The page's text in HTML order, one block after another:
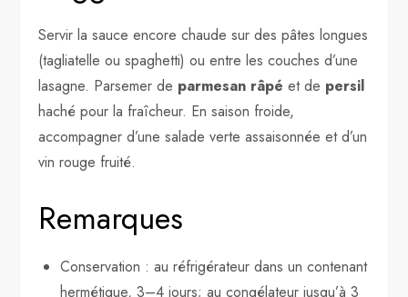
Servir la sauce encore chaude sur des pâtes longues
(tagliatelle ou spaghetti) ou entre les couches d’une
lasagne. Parsemer de parmesan râpé et de persil
haché pour la fraîcheur. En saison froide,
accompagner d’une salade verte assaisonnée et d’un
vin rouge fruité.
Remarques
Conservation : au réfrigérateur dans un contenant
hermétique, 3–4 jours; au congélateur jusqu’à 3